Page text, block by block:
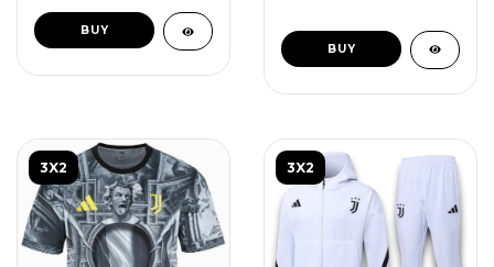
BUY
BUY
3X2 3X2